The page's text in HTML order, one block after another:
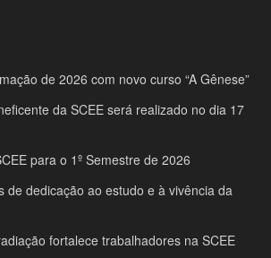
de 2026 com novo curso “A Gênese”
da SCEE será realizado no dia 17
para o 1º Semestre de 2026
de dedicação ao estudo e à vivência da
fortalece trabalhadores na SCEE